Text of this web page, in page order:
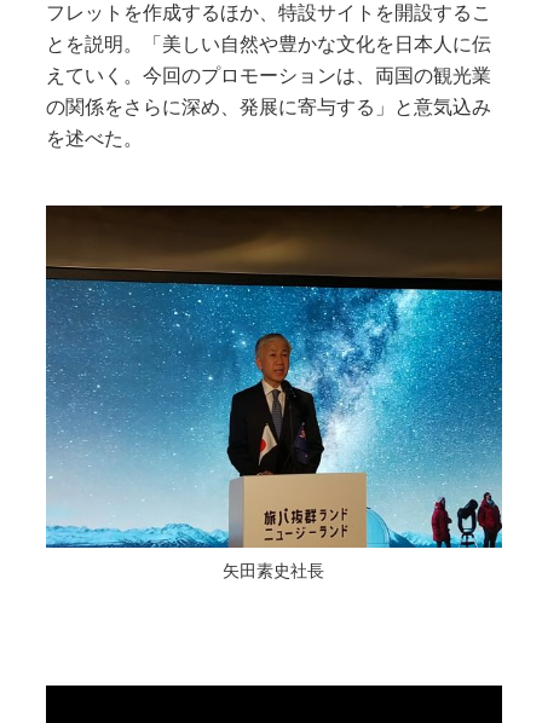
フレットを作成するほか、特設サイトを開設するこ
とを説明。「美しい自然や豊かな文化を日本人に伝
えていく。今回のプロモーションは、両国の観光業
の関係をさらに深め、発展に寄与する」と意気込み
を述べた。
矢田素史社長